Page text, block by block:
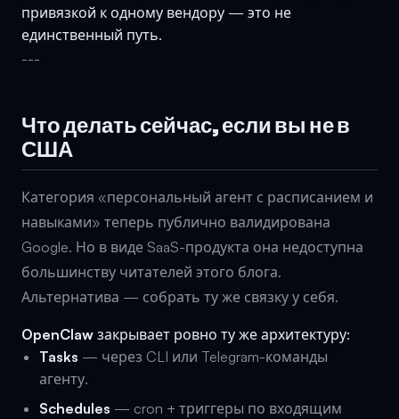
привязкой к одному вендору — это не
единственный путь.
---
Что делать сейчас, если вы не в
США
Категория «персональный агент с расписанием и
навыками» теперь публично валидирована
Google. Но в виде SaaS-продукта она недоступна
большинству читателей этого блога.
Альтернатива — собрать ту же связку у себя.
OpenClaw закрывает ровно ту же архитектуру:
Tasks — через CLI или Telegram-команды
агенту.
Schedules — cron + триггеры по входящим